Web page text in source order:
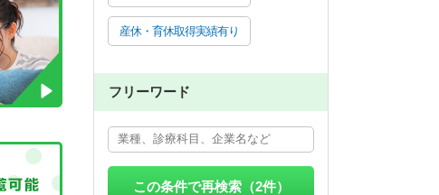
産休・育休取得実績有り
フリーワード
この条件で再検索（2件）